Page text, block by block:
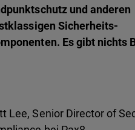
und anderen
Sicherheits-
Es gibt nichts
Lee, Senior Director of